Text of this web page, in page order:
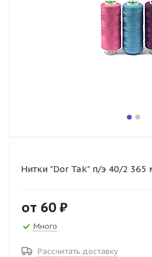
Нитки "Dor Tak" п/э 40/2 365
от 60 ₽
Много
Рассчитать доставку